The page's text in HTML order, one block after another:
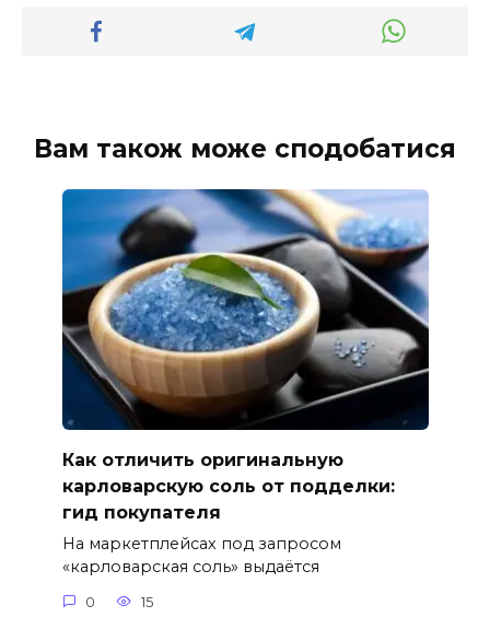
Вам також може сподобатися
Как отличить оригинальную
карловарскую соль от подделки:
гид покупателя
На маркетплейсах под запросом
«карловарская соль» выдаётся
0 15